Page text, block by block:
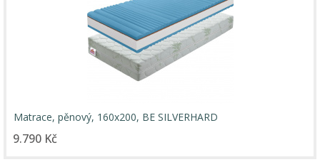
Matrace, pěnový, 160x200, BE SILVERHARD
9.790 Kč